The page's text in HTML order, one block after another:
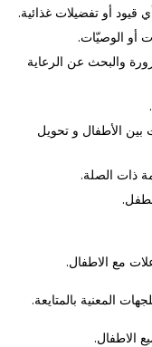
قيود أو تفضيلات غذائية.
أو الوصيّات.
والبحث عن الرعاية
.
الأطفال و تحويل
ذات الصلة.
مع الاطفال.
المعنية بالمتايعة.
الاطفال.